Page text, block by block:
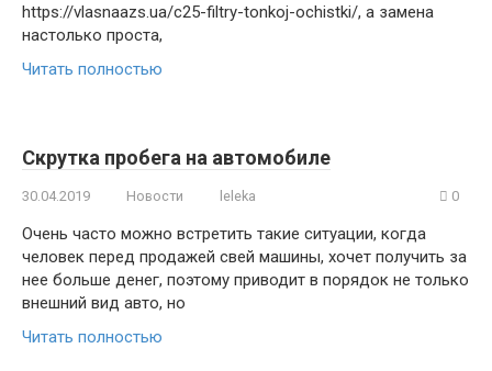
https://vlasnaazs.ua/c25-filtry-tonkoj-ochistki/, а замена
настолько проста,
Читать полностью
Скрутка пробега на автомобиле
30.04.2019 Новости leleka 0
Очень часто можно встретить такие ситуации, когда
человек перед продажей свей машины, хочет получить за
нее больше денег, поэтому приводит в порядок не только
внешний вид авто, но
Читать полностью